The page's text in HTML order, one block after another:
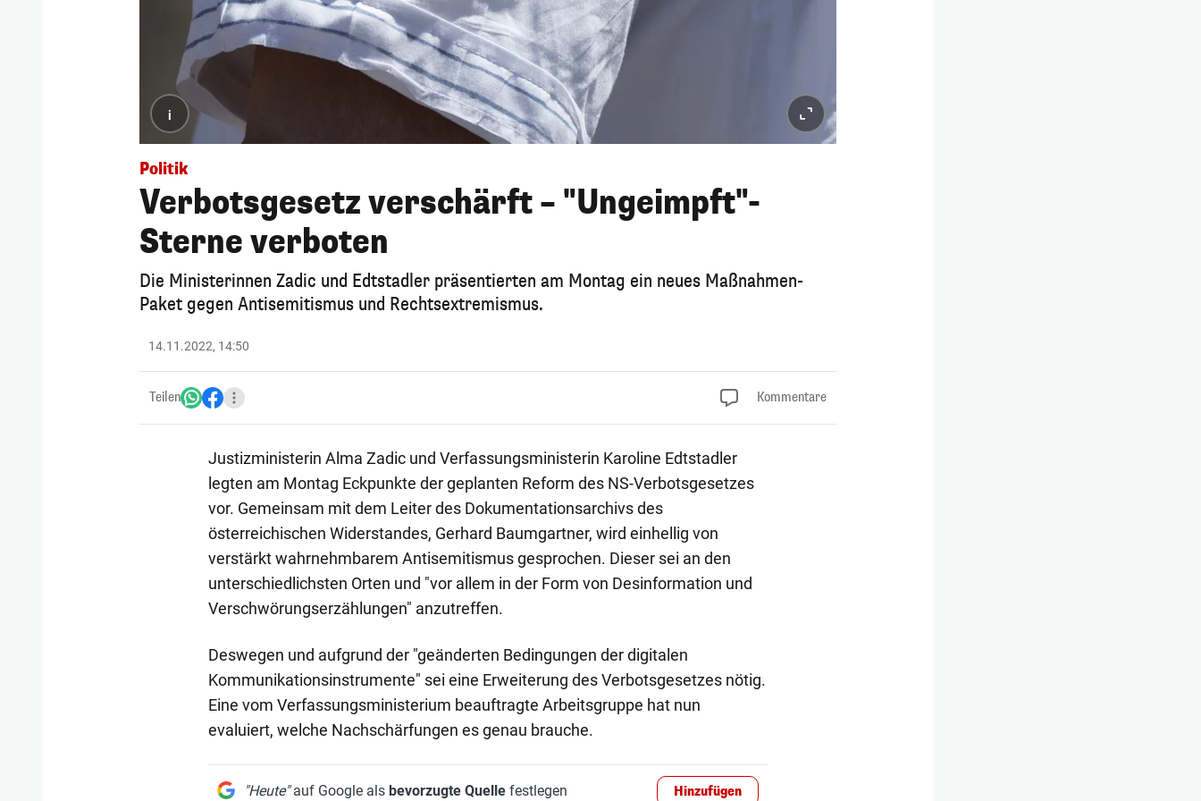
i
Politik
Verbotsgesetz verschärft – "Ungeimpft"-
Sterne verboten
Die Ministerinnen Zadic und Edtstadler präsentierten am Montag ein neues Maßnahmen-
Paket gegen Antisemitismus und Rechtsextremismus.
14.11.2022, 14:50
Teilen Kommentare
Justizministerin Alma Zadic und Verfassungsministerin Karoline Edtstadler
legten am Montag Eckpunkte der geplanten Reform des NS-Verbotsgesetzes
vor. Gemeinsam mit dem Leiter des Dokumentationsarchivs des
österreichischen Widerstandes, Gerhard Baumgartner, wird einhellig von
verstärkt wahrnehmbarem Antisemitismus gesprochen. Dieser sei an den
unterschiedlichsten Orten und "vor allem in der Form von Desinformation und
Verschwörungserzählungen" anzutreffen.
Deswegen und aufgrund der "geänderten Bedingungen der digitalen
Kommunikationsinstrumente" sei eine Erweiterung des Verbotsgesetzes nötig.
Eine vom Verfassungsministerium beauftragte Arbeitsgruppe hat nun
evaluiert, welche Nachschärfungen es genau brauche.
"Heute"auf Google als bevorzugte Quellefestlegen Hinzufügen